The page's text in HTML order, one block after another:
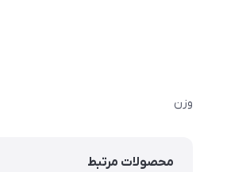
وزن
محصولات مرتبط